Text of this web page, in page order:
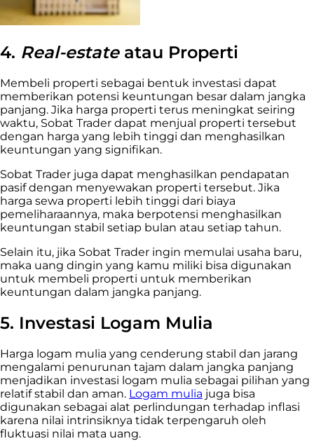
4. Real-estateatau Properti
Membeli properti sebagai bentuk investasi dapat
memberikan potensi keuntungan besar dalam jangka
panjang. Jika harga properti terus meningkat seiring
waktu, Sobat Trader dapat menjual properti tersebut
dengan harga yang lebih tinggi dan menghasilkan
keuntungan yang signifikan.
Sobat Trader juga dapat menghasilkan pendapatan
pasif dengan menyewakan properti tersebut. Jika
harga sewa properti lebih tinggi dari biaya
pemeliharaannya, maka berpotensi menghasilkan
keuntungan stabil setiap bulan atau setiap tahun.
Selain itu, jika Sobat Trader ingin memulai usaha baru,
maka uang dingin yang kamu miliki bisa digunakan
untuk membeli properti untuk memberikan
keuntungan dalam jangka panjang.
5. Investasi Logam Mulia
Harga logam mulia yang cenderung stabil dan jarang
mengalami penurunan tajam dalam jangka panjang
menjadikan investasi logam mulia sebagai pilihan yang
relatif stabil dan aman. Logam mulia juga bisa
digunakan sebagai alat perlindungan terhadap inflasi
karena nilai intrinsiknya tidak terpengaruh oleh
fluktuasi nilai mata uang.